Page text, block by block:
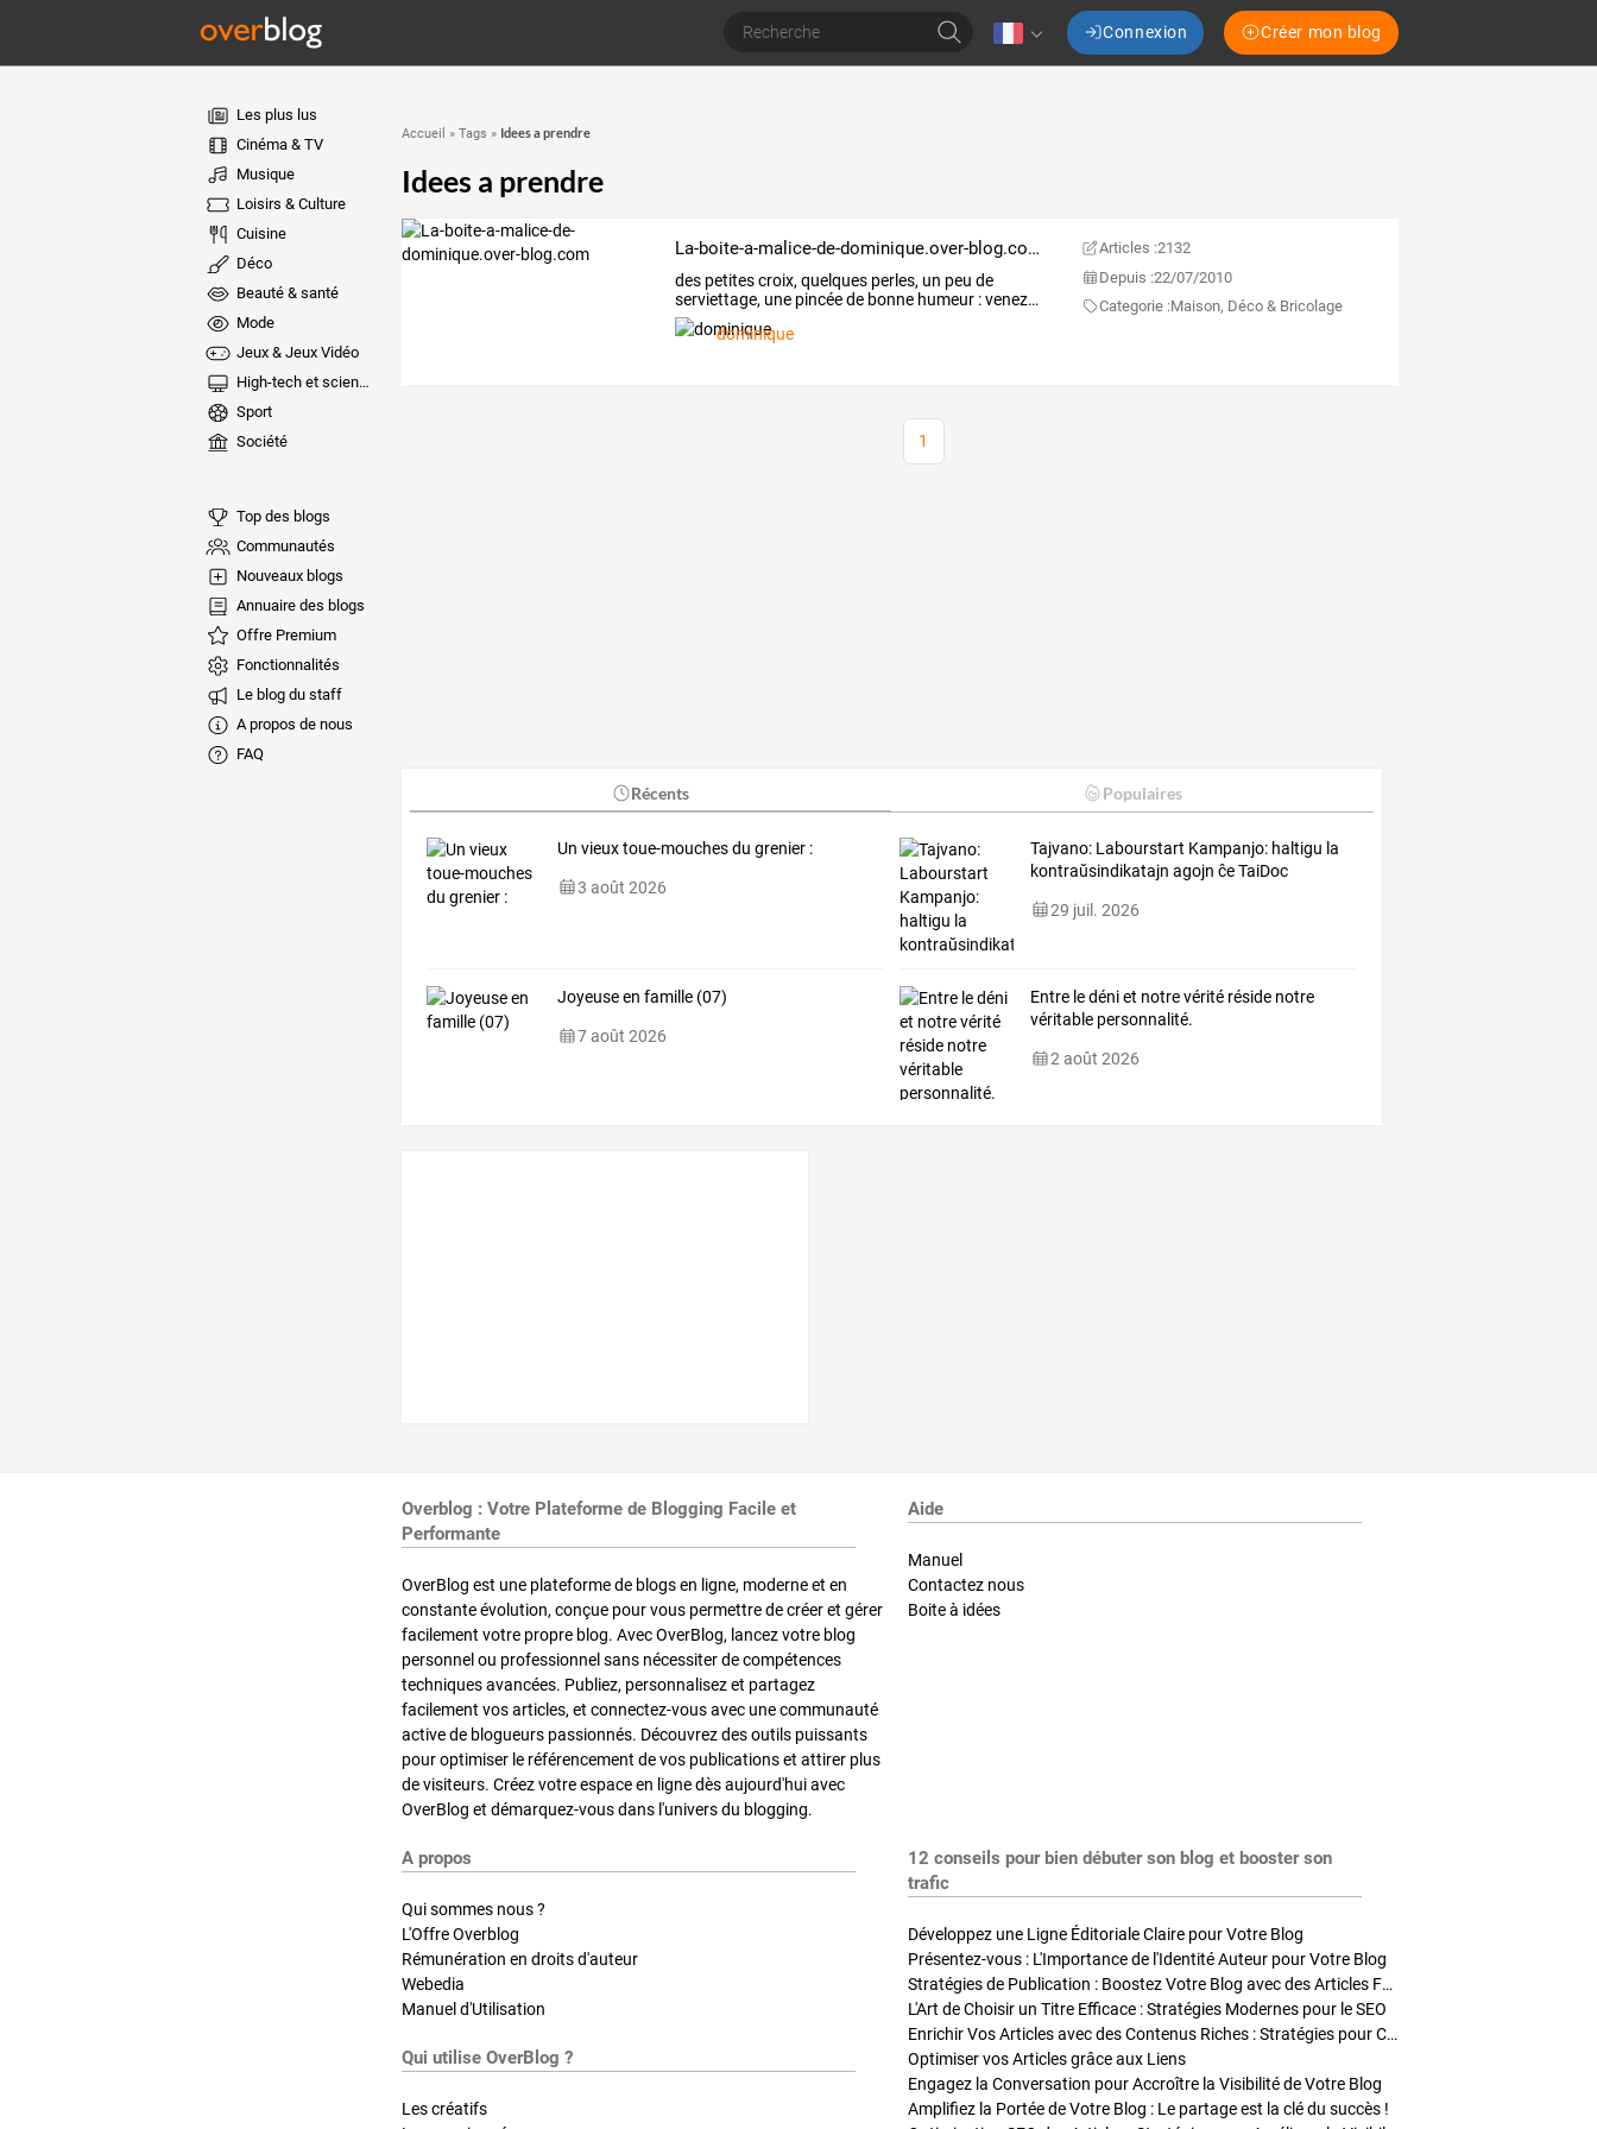
Connexion Créer mon blog
Les plus lus
Cinéma & TV
Musique
Loisirs & Culture
Cuisine
Déco
Beauté & santé
Mode
Jeux & Jeux Vidéo
High-tech et sciences
Sport
Société
Top des blogs
Communautés
Nouveaux blogs
Annuaire des blogs
Offre Premium
Fonctionnalités
Le blog du staff
A propos de nous
FAQ
Accueil » Tags » Idees a prendre
Idees a prendre
La-boite-a-malice-de-dominique.over-blog.com
des petitescroix, quelques perles, un peu de
serviettage, une pincéede bonne humeur :venez…
dominique
Articles :2132
Depuis :22/07/2010
Categorie :Maison, Déco & Bricolage
1
Récents Populaires
Un vieux toue-mouches du grenier :
3 août 2026
Tajvano: Labourstart Kampanjo: haltigu la
kontraŭsindikatajn agojn ĉe TaiDoc
29 juil. 2026
Joyeuse en famille (07)
7 août 2026
Entre le déni et notre vérité réside notre
véritable personnalité.
2 août 2026
Overblog : Votre Plateforme de Blogging Facile et
Performante
OverBlog est une plateforme de blogs en ligne, moderne et en
constante évolution, conçue pour vous permettre de créer et gérer
facilement votre propre blog. Avec OverBlog, lancez votre blog
personnel ou professionnel sans nécessiter de compétences
techniques avancées. Publiez, personnalisez et partagez
facilement vos articles, et connectez-vous avec une communauté
active de blogueurs passionnés. Découvrez des outils puissants
pour optimiser le référencement de vos publications et attirer plus
de visiteurs. Créez votre espace en ligne dès aujourd'hui avec
OverBlog et démarquez-vous dans l'univers du blogging.
Aide
Manuel
Contactez nous
Boite à idées
A propos
Qui sommes nous ?
L'Offre Overblog
Rémunération en droits d'auteur
Webedia
Manuel d'Utilisation
Qui utilise OverBlog ?
Les créatifs
12 conseils pour bien débuter son blog et booster son
trafic
Développez une Ligne Éditoriale Claire pour Votre Blog
Présentez-vous : L'Importance de l'Identité Auteur pour Votre Blog
Stratégies de Publication : Boostez Votre Blog avec des Articles Fréquents et Exclusifs
L'Art de Choisir un Titre Efficace : Stratégies Modernes pour le SEO
Enrichir Vos Articles avec des Contenus Riches : Stratégies pour Captiver et Optimiser
Optimiser vos Articles grâce aux Liens
Engagez la Conversation pour Accroître la Visibilité de Votre Blog
Amplifiez la Portée de Votre Blog : Le partage est la clé du succès !